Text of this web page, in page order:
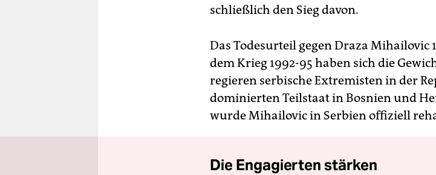
schließlich den Sieg davon.
Das Todesurteil gegen Draza Mihailovic
dem Krieg 1992-95 haben sich die
regieren serbische Extremisten in der
dominierten Teilstaat in Bosnien und
wurde Mihailovic in Serbien offiziell
Die Engagierten stärken